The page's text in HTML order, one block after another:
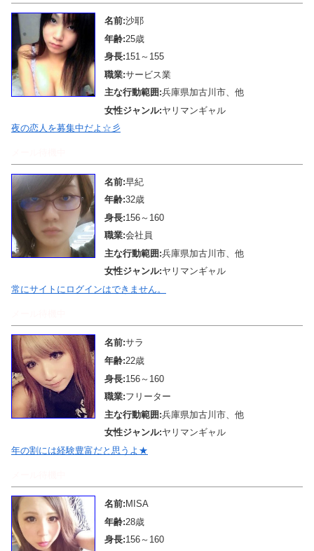
名前:沙耶
年齢:25歳
身長:151～155
職業:サービス業
主な行動範囲:兵庫県加古川市、他
女性ジャンル:ヤリマンギャル
夜の恋人を募集中だよ☆彡
名前:早紀
年齢:32歳
身長:156～160
職業:会社員
主な行動範囲:兵庫県加古川市、他
女性ジャンル:ヤリマンギャル
常にサイトにログインはできません。
名前:サラ
年齢:22歳
身長:156～160
職業:フリーター
主な行動範囲:兵庫県加古川市、他
女性ジャンル:ヤリマンギャル
年の割には経験豊富だと思うよ★
名前: MISA
年齢:28歳
身長:156～160